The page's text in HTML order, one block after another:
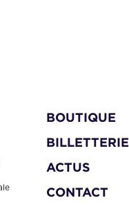
BOUTIQUE
BILLETTERIE
ACTUS
CONTACT